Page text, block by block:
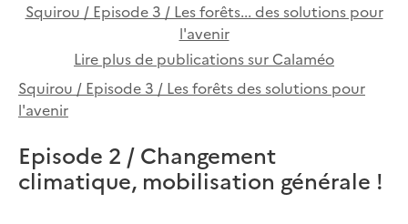
Squirou / Episode 3 / Les forêts... des solutions pour
l'avenir
Lire plus de publications sur Calaméo
Squirou / Episode 3 / Les forêts des solutions pour
l'avenir
Episode 2 / Changement
climatique, mobilisation générale !